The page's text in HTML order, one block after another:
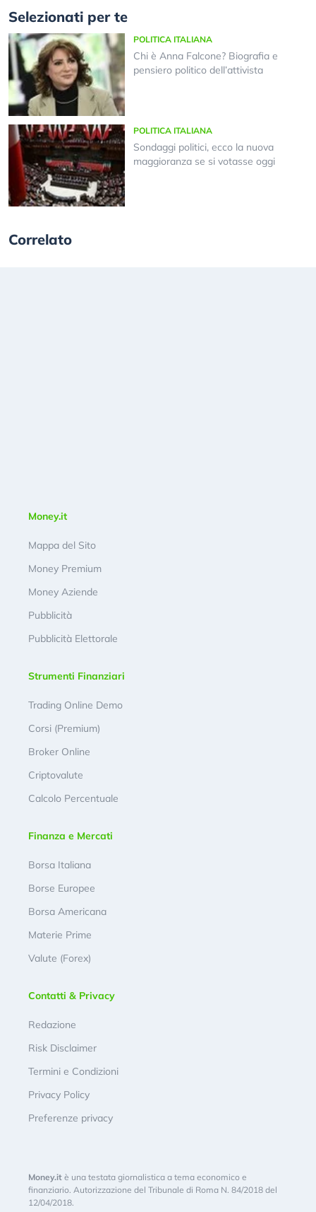
Selezionati per te
POLITICA ITALIANA
Chi è Anna Falcone? Biografia e
pensiero politico dell’attivista
POLITICA ITALIANA
Sondaggi politici, ecco la nuova
maggioranza se si votasse oggi
Correlato
Money.it
Mappa del Sito
Money Premium
Money Aziende
Pubblicità
Pubblicità Elettorale
Strumenti Finanziari
Trading Online Demo
Corsi (Premium)
Broker Online
Criptovalute
Calcolo Percentuale
Finanza e Mercati
Borsa Italiana
Borse Europee
Borsa Americana
Materie Prime
Valute (Forex)
Contatti & Privacy
Redazione
Risk Disclaimer
Termini e Condizioni
Privacy Policy
Preferenze privacy
Money.it è una testata giornalistica a tema economico e
finanziario. Autorizzazione del Tribunale di Roma N. 84/2018 del
12/04/2018.